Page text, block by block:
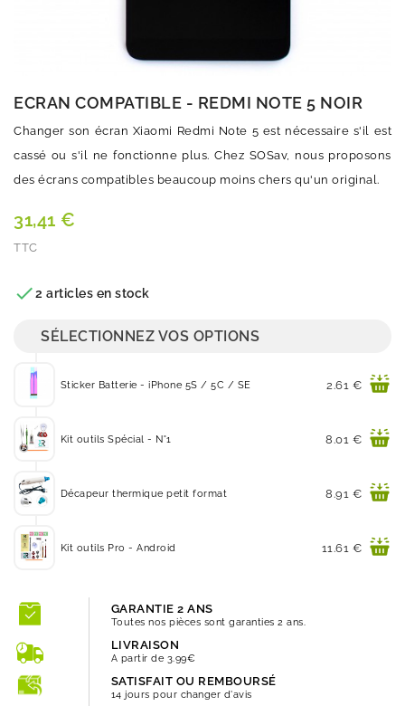
ECRAN COMPATIBLE - REDMI NOTE 5 NOIR
Changer son écran Xiaomi Redmi Note 5 est nécessaire s'il est
cassé ou s'il ne fonctionne plus. Chez SOSav, nous proposons
des écrans compatibles beaucoup moins chers qu'un original.
31,41 €
TTC
2 articles en stock
SÉLECTIONNEZ VOS OPTIONS
Sticker Batterie - iPhone 5S / 5C / SE Prix
2.61 €
Kit outils Spécial - N°1 Prix
8.01 €
Décapeur thermique petit format Prix
8.91 €
Kit outils Pro - Android Prix
11.61 €
GARANTIE 2 ANS
Toutes nos pièces sont garanties 2 ans.
LIVRAISON
A partir de 3.99€
SATISFAIT OU REMBOURSÉ
14 jours pour changer d'avis